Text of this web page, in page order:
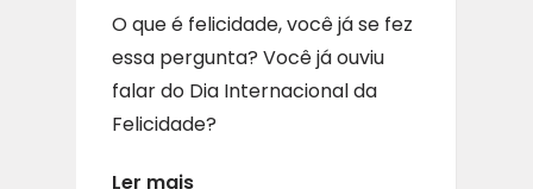
O que é felicidade, você já se fez
essa pergunta? Você já ouviu
falar do Dia Internacional da
Felicidade?
Ler mais